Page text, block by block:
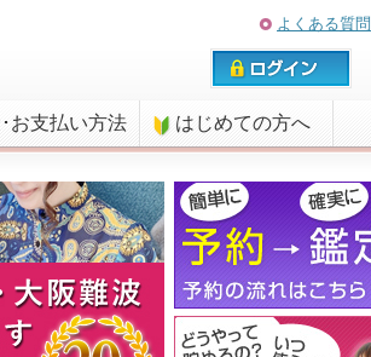
よくある質問
お支払い方法 はじめての方へ